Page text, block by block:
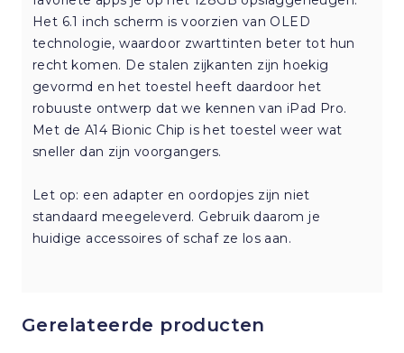
Het 6.1 inch scherm is voorzien van OLED
technologie, waardoor zwarttinten beter tot hun
recht komen. De stalen zijkanten zijn hoekig
gevormd en het toestel heeft daardoor het
robuuste ontwerp dat we kennen van iPad Pro.
Met de A14 Bionic Chip is het toestel weer wat
sneller dan zijn voorgangers.
Let op: een adapter en oordopjes zijn niet
standaard meegeleverd. Gebruik daarom je
huidige accessoires of schaf ze los aan.
Gerelateerde producten